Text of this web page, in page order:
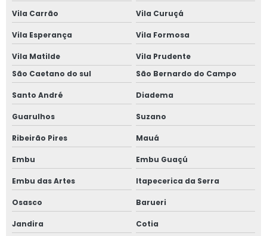
Janela anti ruido sp
Janela anti som
Janela para casas de alto padrão
Janela de correr 2 folhas
Janela de correr 2 folhas alumínio
Janela de correr 3 folhas
Janela de correr para quarto
Janela fixa vidro duplo
Vila Carrão Vila Curuçá
Vila Esperança Vila Formosa
Vila Matilde
Vila Prudente
São Caetano do sul
São Bernardo do Campo
Santo André Diadema
Guarulhos Suzano
Ribeirão Pires Mauá
Embu Embu Guaçú
Embu das Artes Itapecerica da Serra
Osasco Barueri
Jandira Cotia